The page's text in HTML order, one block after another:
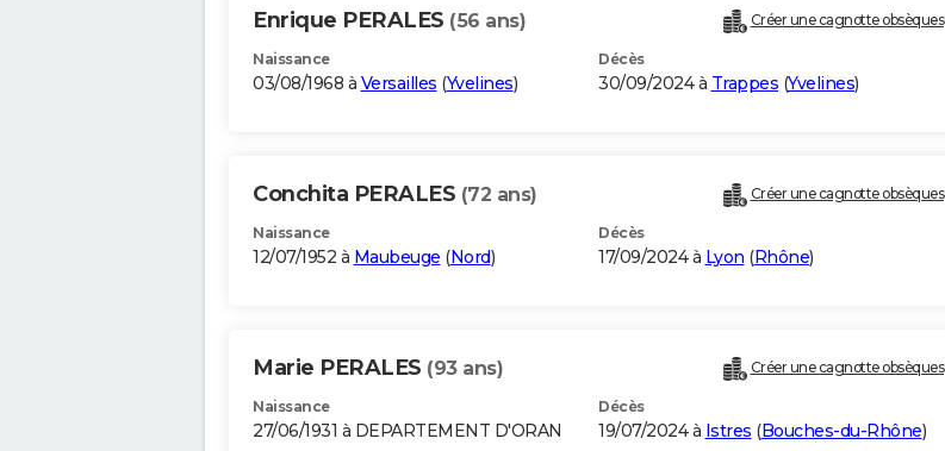
Enrique PERALES (56 ans) Créer une cagnotte obsèques
Naissance
03/08/1968 à Versailles (Yvelines)
Décès
30/09/2024 à Trappes (Yvelines)
Conchita PERALES (72 ans) Créer une cagnotte obsèques
Naissance
12/07/1952 à Maubeuge (Nord)
Décès
17/09/2024 à Lyon (Rhône)
Marie PERALES (93 ans) Créer une cagnotte obsèques
Naissance
27/06/1931 à DEPARTEMENT D'ORAN
Décès
19/07/2024 à Istres (Bouches-du-Rhône)